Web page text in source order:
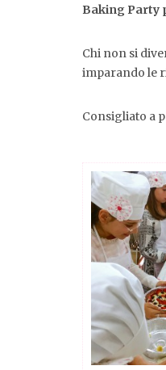
Baking Party
Chi non si
imparando le
Consigliato a